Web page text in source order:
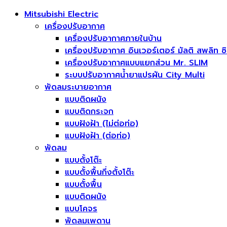
Mitsubishi Electric
เครื่องปรับอากาศ
เครื่องปรับอากาศภายในบ้าน
เครื่องปรับอากาศ อินเวอร์เตอร์ มัลติ สพลิท
เครื่องปรับอากาศแบบแยกส่วน Mr. SLIM
ระบบปรับอากาศน้ำยาแปรผัน City Multi
พัดลมระบายอากาศ
แบบติดผนัง
แบบติดกระจก
แบบฝังฝ้า (ไม่ต่อท่อ)
แบบฝังฝ้า (ต่อท่อ)
พัดลม
แบบตั้งโต๊ะ
แบบตั้งพื้นกึ่งตั้งโต๊ะ
แบบตั้งพื้น
แบบติดผนัง
แบบโคจร
พัดลมเพดาน